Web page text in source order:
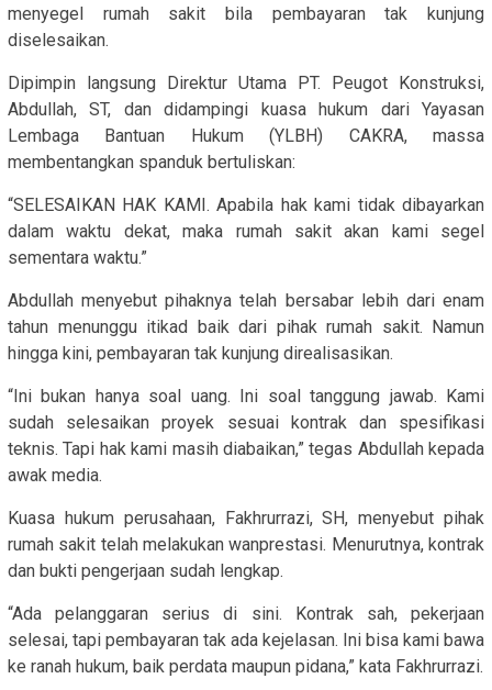
menyegel rumah sakit bila pembayaran tak kunjung
diselesaikan.
Dipimpin langsung Direktur Utama PT. Peugot Konstruksi,
Abdullah, ST, dan didampingi kuasa hukum dari Yayasan
Lembaga Bantuan Hukum (YLBH) CAKRA, massa
membentangkan spanduk bertuliskan:
“SELESAIKAN HAK KAMI. Apabila hak kami tidak dibayarkan
dalam waktu dekat, maka rumah sakit akan kami segel
sementara waktu.”
Abdullah menyebut pihaknya telah bersabar lebih dari enam
tahun menunggu itikad baik dari pihak rumah sakit. Namun
hingga kini, pembayaran tak kunjung direalisasikan.
“Ini bukan hanya soal uang. Ini soal tanggung jawab. Kami
sudah selesaikan proyek sesuai kontrak dan spesifikasi
teknis. Tapi hak kami masih diabaikan,” tegas Abdullah kepada
awak media.
Kuasa hukum perusahaan, Fakhrurrazi, SH, menyebut pihak
rumah sakit telah melakukan wanprestasi. Menurutnya, kontrak
dan bukti pengerjaan sudah lengkap.
“Ada pelanggaran serius di sini. Kontrak sah, pekerjaan
selesai, tapi pembayaran tak ada kejelasan. Ini bisa kami bawa
ke ranah hukum, baik perdata maupun pidana,” kata Fakhrurrazi.